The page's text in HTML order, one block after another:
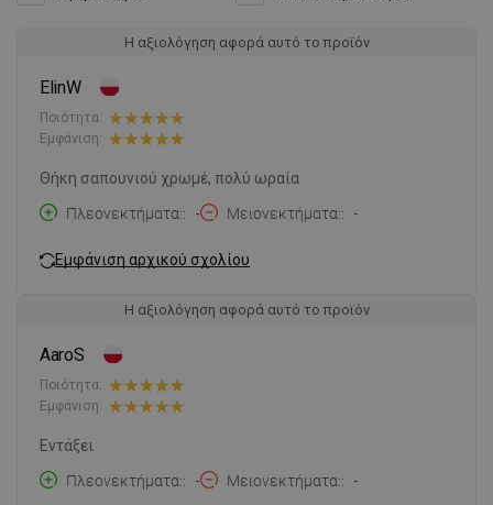
Η αξιολόγηση αφορά αυτό το προϊόν
ElinW
Ποιότητα:
Εμφάνιση:
Θήκη σαπουνιού χρωμέ, πολύ ωραία
Πλεονεκτήματα:
- Μειονεκτήματα: -
Εμφάνιση αρχικού σχολίου
Η αξιολόγηση αφορά αυτό το προϊόν
AaroS
Ποιότητα:
Εμφάνιση:
Εντάξει
Πλεονεκτήματα:
- Μειονεκτήματα: -